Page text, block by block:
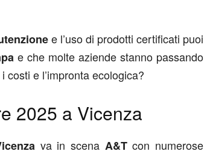
e l’uso di prodotti certificati puoi
e che molte aziende stanno passando
e l’impronta ecologica?
2025 a Vicenza
va in scena A&Tcon numerose